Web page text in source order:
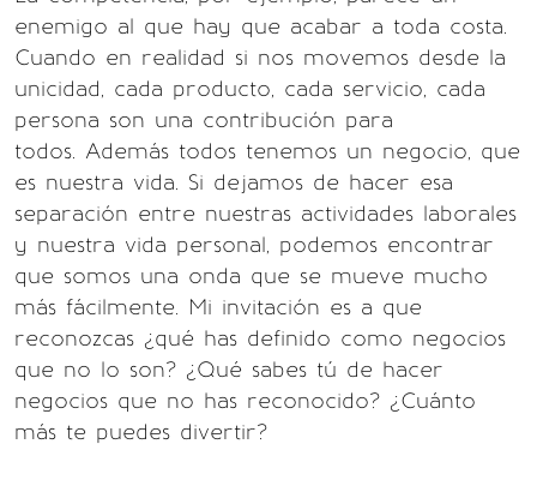
enemigo al que hay que acabar a toda costa.
Cuando en realidad si nos movemos desde la
unicidad, cada producto, cada servicio, cada
persona son una contribución para
todos. Además todos tenemos un negocio, que
es nuestra vida. Si dejamos de hacer esa
separación entre nuestras actividades laborales
y nuestra vida personal, podemos encontrar
que somos una onda que se mueve mucho
más fácilmente. Mi invitación es a que
reconozcas ¿qué has definido como negocios
que no lo son? ¿Qué sabes tú de hacer
negocios que no has reconocido? ¿Cuánto
más te puedes divertir?